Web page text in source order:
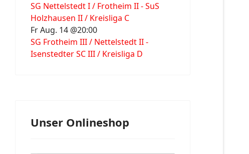
SG Nettelstedt I / Frotheim II - SuS
Holzhausen II / Kreisliga C
Fr Aug. 14 @20:00
SG Frotheim III / Nettelstedt II -
Isenstedter SC III / Kreisliga D
Unser Onlineshop